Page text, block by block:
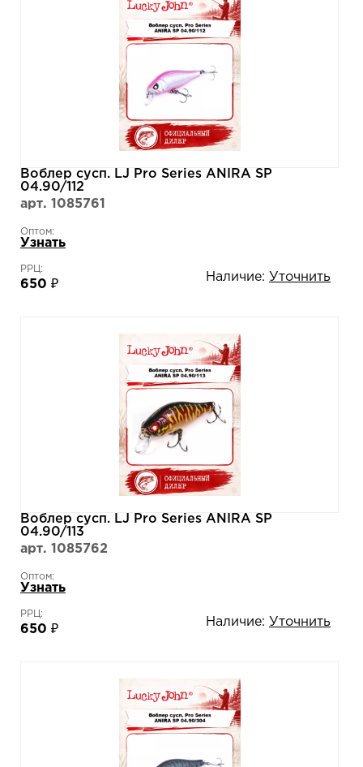
Воблер сусп. LJ Pro Series ANIRA SP
04.90/112
арт. 1085761
Оптом:
Узнать
РРЦ:
650 ₽
Наличие: Уточнить
Воблер сусп. LJ Pro Series ANIRA SP
04.90/113
арт. 1085762
Оптом:
Узнать
РРЦ:
650 ₽
Наличие: Уточнить